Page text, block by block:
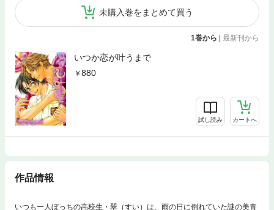
未購入巻をまとめて買う
1巻から | 最新刊から
いつか恋が叶うまで
880
試し読み カートへ
作品情報
いつも一人ぼっちの高校生・翠（すい）は、雨の日に倒れていた謎の美青